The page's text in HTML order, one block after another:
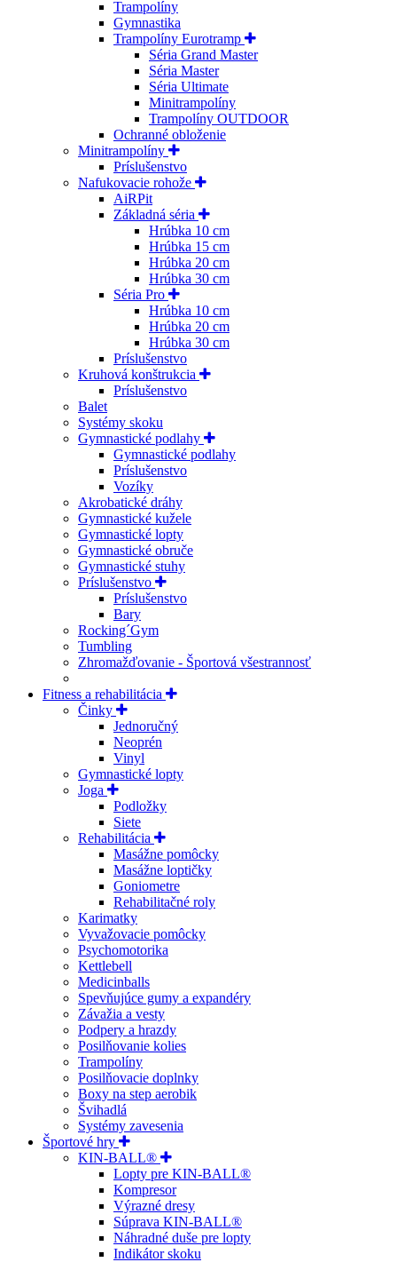
Trampolíny
Gymnastika
Trampolíny Eurotramp
Séria Grand Master
Séria Master
Séria Ultimate
Minitrampolíny
Trampolíny OUTDOOR
Ochranné obloženie
Minitrampolíny
Príslušenstvo
Nafukovacie rohože
AiRPit
Základná séria
Hrúbka 10 cm
Hrúbka 15 cm
Hrúbka 20 cm
Hrúbka 30 cm
Séria Pro
Hrúbka 10 cm
Hrúbka 20 cm
Hrúbka 30 cm
Príslušenstvo
Kruhová konštrukcia
Príslušenstvo
Balet
Systémy skoku
Gymnastické podlahy
Gymnastické podlahy
Príslušenstvo
Vozíky
Akrobatické dráhy
Gymnastické kužele
Gymnastické lopty
Gymnastické obruče
Gymnastické stuhy
Príslušenstvo
Príslušenstvo
Bary
Rocking´Gym
Tumbling
Zhromažďovanie - Športová všestrannosť
Fitness a rehabilitácia
Činky
Jednoručný
Neoprén
Vinyl
Gymnastické lopty
Joga
Podložky
Siete
Rehabilitácia
Masážne pomôcky
Masážne loptičky
Goniometre
Rehabilitačné roly
Karimatky
Vyvažovacie pomôcky
Psychomotorika
Kettlebell
Medicinballs
Spevňujúce gumy a expandéry
Závažia a vesty
Podpery a hrazdy
Posilňovanie kolies
Trampolíny
Posilňovacie doplnky
Boxy na step aerobik
Švihadlá
Systémy zavesenia
Športové hry
KIN-BALL®
Lopty pre KIN-BALL®
Kompresor
Výrazné dresy
Súprava KIN-BALL®
Náhradné duše pre lopty
Indikátor skoku